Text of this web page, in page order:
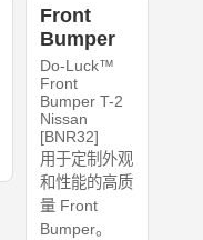
Front
Bumper
Do-Luck™
Front
Bumper T-2
Nissan
[BNR32]
用于定制外观
和性能的高质
量 Front
Bumper。